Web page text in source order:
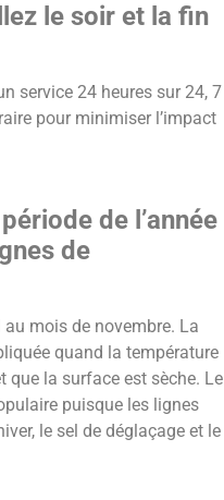
le soir et la fin
service 24 heures sur 24, 7
pour minimiser l’impact
de l’année
de
mois de novembre. La
quand la température
que la surface est sèche. Le
puisque les lignes
le sel de déglaçage et le